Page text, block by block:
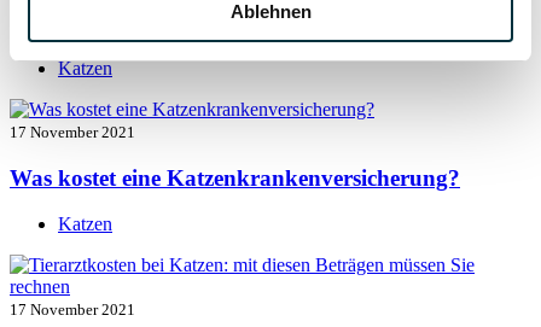
Ablehnen
Katzenversicherung mit Kastration
Katzen
17 November 2021
Was kostet eine Katzenkrankenversicherung?
Katzen
17 November 2021